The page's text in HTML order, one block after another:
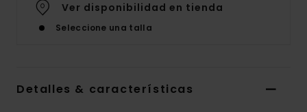
Ver disponibilidad en tienda
Seleccione una talla
Detalles & características